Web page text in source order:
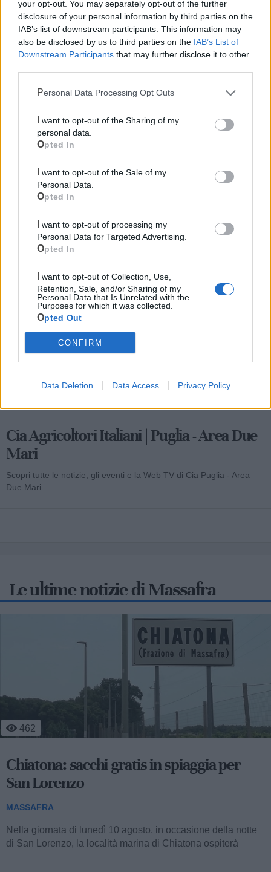
your opt-out. You may separately opt-out of the further
disclosure of your personal information by third parties on the
IAB’s list of downstream participants. This information may
also be disclosed by us to third parties on the IAB’s List of
Downstream Participants that may further disclose it to other
Personal Data Processing Opt Outs
personal data.
Opted In
Personal Data.
Opted In
Personal Data for Targeted Advertising.
Opted In
Retention, Sale, and/or Sharing of my
Personal Data that Is Unrelated with the
Purposes for which it was collected.
Opted Out
CONFIRM
Data Deletion Data Access Privacy Policy
Pubblica illuminazione
Mondo CIA
Cia Agricoltori Italiani | Puglia - Area Due
Mari
Scopri tutte le notizie, gli eventi e la Web TV di Cia Puglia - Area
Due Mari
Le ultime notizie di Massafra
769
Emergenza caldo Massafra: un aiuto per
anziani e fragili
MASSAFRA
Anche per la stagione estiva in corso, l'amministrazione
comunale guidata dalla sindaca Giancarla Zaccaro,